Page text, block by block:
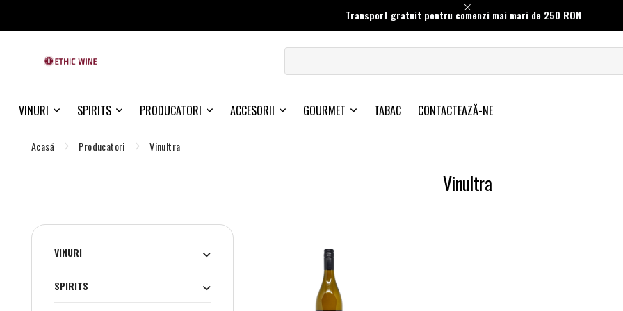
Transport gratuit pentru comenzi mai mari de 250 RON
VINURI SPIRITS PRODUCATORI ACCESORII GOURMET TABAC CONTACTEAZĂ-NE
Acasă Producatori Vinultra
Vinultra
VINURI
SPIRITS